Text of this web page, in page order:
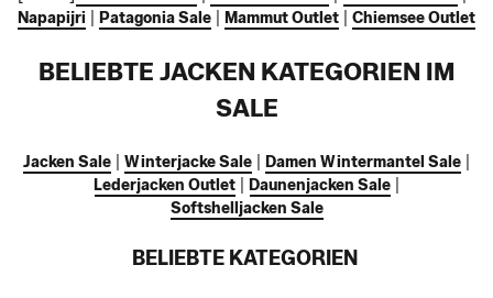
Napapijri
Patagonia Sale Mammut Outlet Chiemsee Outlet
BELIEBTE JACKEN KATEGORIEN IM
SALE
Jacken Sale Winterjacke Sale Damen Wintermantel Sale
Lederjacken Outlet
Daunenjacken Sale
Softshelljacken Sale
BELIEBTE KATEGORIEN